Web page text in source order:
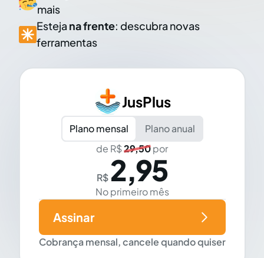
mais
Esteja na frente: descubra novas
ferramentas
JusPlus
Plano mensal
Plano anual
de R$29,50por
R$ 2,95
No primeiro mês
Cobrança mensal, cancele quando quiser
Assinar